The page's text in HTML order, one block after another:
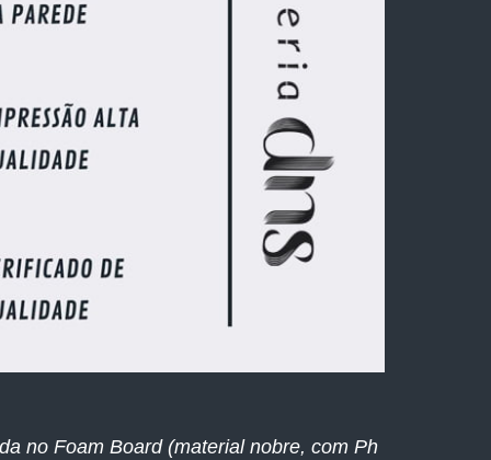
no Foam Board (material nobre, com Ph